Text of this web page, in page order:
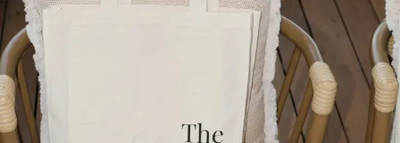
sürükleyici ve mevsime özel bir deneyime dönüştürüyor.